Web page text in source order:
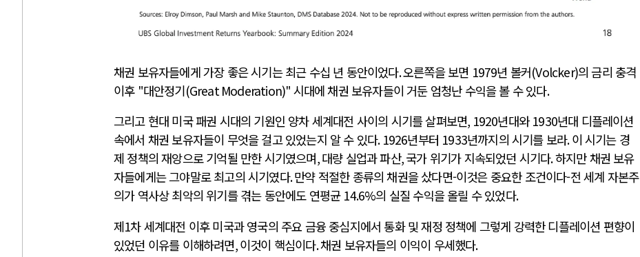
채권 보유자들에게 가장 좋은 시기는 최근 수십 년 동안이었다.오른쪽을 보면 1979년 볼커(Volcker)의 금리 충격
이후 "대안정기(Great Moderation)" 시대에 채권 보유자들이 거둔 엄청난 수익을 볼 수 있다.
그리고 현대 미국 패권 시대의 기원인 양차 세계대전 사이의 시기를 살펴보면, 1920년대와1930년대 디플레이션
속에서 채권 보유자들이 무엇을 걸고 있었는지 알 수 있다. 1926년부터 1933년까지의 시기를 보라.이 시기는 경
제 정책의 재앙으로 기억될 만한 시기였으며,대량 실업과 파산,국가 위기가 지속되었던 시기다.하지만 채권 보유
자들에게는 그야말로 최고의 시기였다.만약 적절한 종류의 채권을 샀다면-이것은 중요한 조건이다-전 세계 자본주
의가 역사상 최악의 위기를 겪는 동안에도 연평균 14.6%의 실질 수익을 올릴 수 있었다.
제1차 세계대전 이후 미국과 영국의 주요 금융 중심지에서 통화 및 재정 정책에 그렇게 강력한 디플레이션 편향이
있었던 이유를 이해하려면,이것이 핵심이다.채권 보유자들의 이익이 우세했다.